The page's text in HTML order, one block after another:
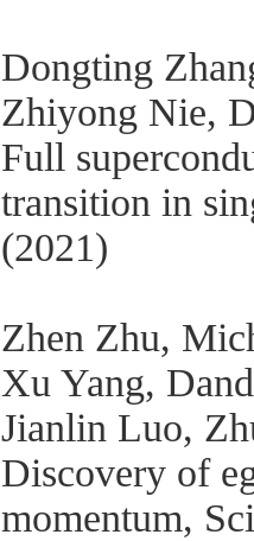
Dongting
Zhiyong Nie,
Full
transition in
(2021)
Zhen Zhu,
Xu Yang,
Jianlin Luo,
Discovery of
momentum,